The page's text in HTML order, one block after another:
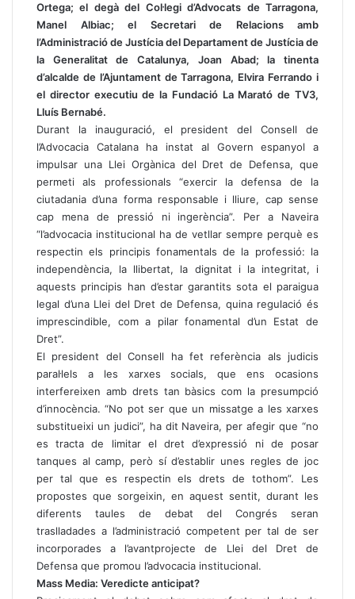
Ortega; el degà del Col·legi d’Advocats de Tarragona,
Manel Albiac; el Secretari de Relacions amb
l’Administració de Justícia del Departament de Justícia de
la Generalitat de Catalunya, Joan Abad; la tinenta
d’alcalde de l’Ajuntament de Tarragona, Elvira Ferrando i
el director executiu de la Fundació La Marató de TV3,
Lluís Bernabé.
Durant la inauguració, el president del Consell de
l’Advocacia Catalana ha instat al Govern espanyol a
impulsar una Llei Orgànica del Dret de Defensa, que
permeti als professionals “exercir la defensa de la
ciutadania d’una forma responsable i lliure, cap sense
cap mena de pressió ni ingerència”. Per a Naveira
“l’advocacia institucional ha de vetllar sempre perquè es
respectin els principis fonamentals de la professió: la
independència, la llibertat, la dignitat i la integritat, i
aquests principis han d’estar garantits sota el paraigua
legal d’una Llei del Dret de Defensa, quina regulació és
imprescindible, com a pilar fonamental d’un Estat de
Dret”.
El president del Consell ha fet referència als judicis
paral·lels a les xarxes socials, que ens ocasions
interfereixen amb drets tan bàsics com la presumpció
d’innocència. “No pot ser que un missatge a les xarxes
substitueixi un judici”, ha dit Naveira, per afegir que “no
es tracta de limitar el dret d’expressió ni de posar
tanques al camp, però sí d’establir unes regles de joc
per tal que es respectin els drets de tothom”. Les
propostes que sorgeixin, en aquest sentit, durant les
diferents taules de debat del Congrés seran
traslladades a l’administració competent per tal de ser
incorporades a l’avantprojecte de Llei del Dret de
Defensa que promou l’advocacia institucional.
Mass Media: Veredicte anticipat?